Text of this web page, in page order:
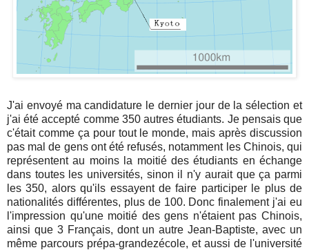
J'ai envoyé ma candidature le dernier jour de la sélection et
j'ai été accepté comme 350 autres étudiants. Je pensais que
c'était comme ça pour tout le monde, mais après discussion
pas mal de gens ont été refusés, notamment les Chinois, qui
représentent au moins la moitié des étudiants en échange
dans toutes les universités, sinon il n'y aurait que ça parmi
les 350, alors qu'ils essayent de faire participer le plus de
nationalités différentes, plus de 100. Donc finalement j'ai eu
l'impression qu'une moitié des gens n'étaient pas Chinois,
ainsi que 3 Français, dont un autre Jean-Baptiste, avec un
même parcours prépa-grandezécole, et aussi de l'université